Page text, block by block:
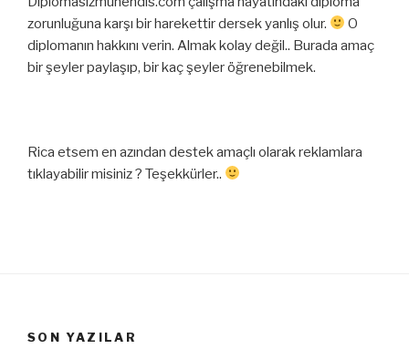
zorunluğuna karşı bir harekettir dersek yanlış olur.
O
diplomanın hakkını verin. Almak kolay değil.. Burada amaç
bir şeyler paylaşıp, bir kaç şeyler öğrenebilmek.
Rica etsem en azından destek amaçlı olarak reklamlara
tıklayabilir misiniz ? Teşekkürler..
SON YAZILAR